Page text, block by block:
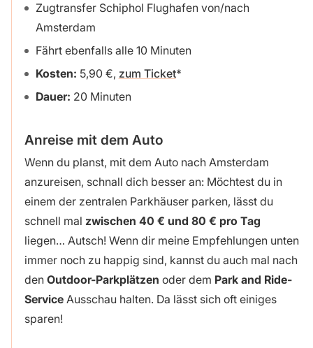
Zugtransfer Schiphol Flughafen von/nach
Amsterdam
Fährt ebenfalls alle 10 Minuten
Kosten: 5,90 €, zum Ticket
Dauer: 20 Minuten
Anreise mit dem Auto
Wenn du planst, mit dem Auto nach Amsterdam
anzureisen, schnall dich besser an: Möchtest du in
einem der zentralen Parkhäuser parken, lässt du
schnell mal zwischen 40 € und 80 € pro Tag
liegen… Autsch! Wenn dir meine Empfehlungen unten
immer noch zu happig sind, kannst du auch mal nach
den Outdoor-Parkplätzen oder dem Park and Ride-
ServiceAusschau halten. Da lässt sich oft einiges
sparen!